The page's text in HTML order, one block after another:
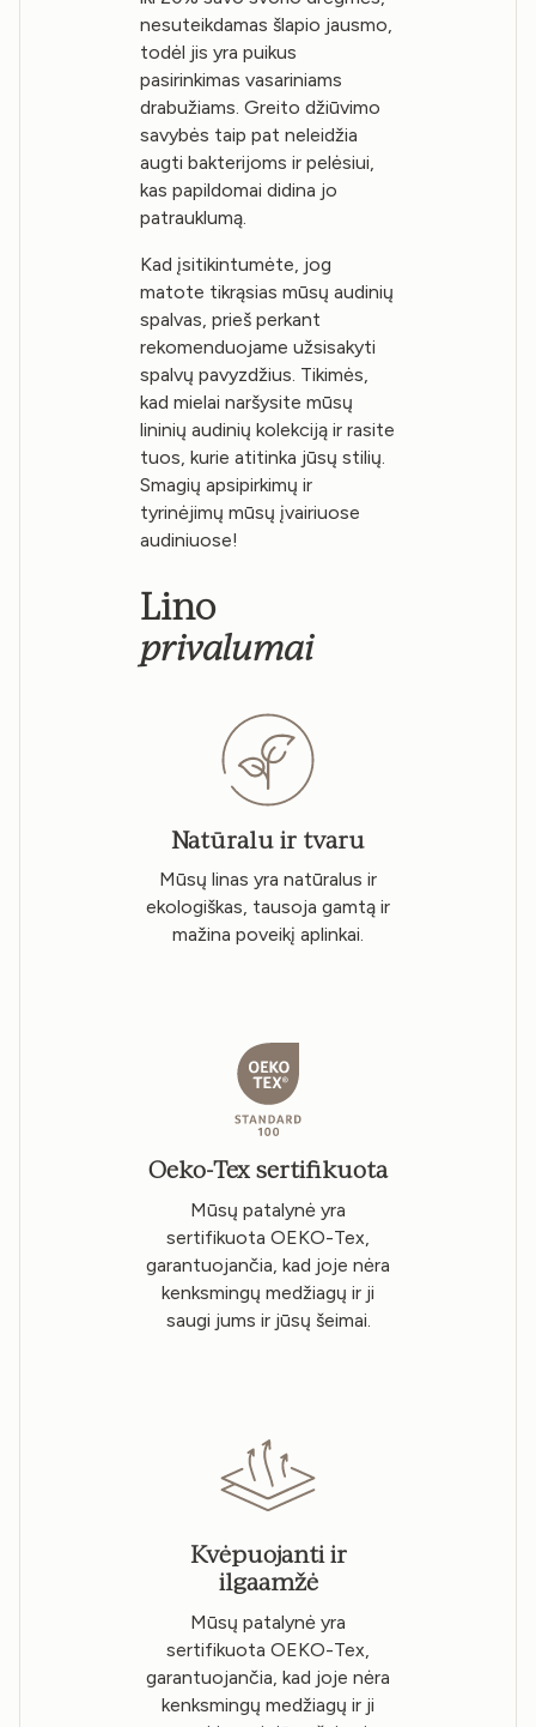
nesuteikdamas šlapio jausmo,
todėl jis yra puikus
pasirinkimas vasariniams
drabužiams. Greito džiūvimo
savybės taip pat neleidžia
augti bakterijoms ir pelėsiui,
kas papildomai didina jo
patrauklumą.
Kad įsitikintumėte, jog
matote tikrąsias mūsų audinių
spalvas, prieš perkant
rekomenduojame užsisakyti
spalvų pavyzdžius. Tikimės,
kad mielai naršysite mūsų
lininių audinių kolekciją ir rasite
tuos, kurie atitinka jūsų stilių.
Smagių apsipirkimų ir
tyrinėjimų mūsų įvairiuose
audiniuose!
Lino
privalumai
Natūralu ir tvaru
Mūsų linas yra natūralus ir
ekologiškas, tausoja gamtą ir
mažina poveikį aplinkai.
Oeko-Tex sertifikuota
Mūsų patalynė yra
sertifikuota OEKO-Tex,
garantuojančia, kad joje nėra
kenksmingų medžiagų ir ji
saugi jums ir jūsų šeimai.
Kvėpuojanti ir
ilgaamžė
Mūsų patalynė yra
sertifikuota OEKO-Tex,
garantuojančia, kad joje nėra
kenksmingų medžiagų ir ji